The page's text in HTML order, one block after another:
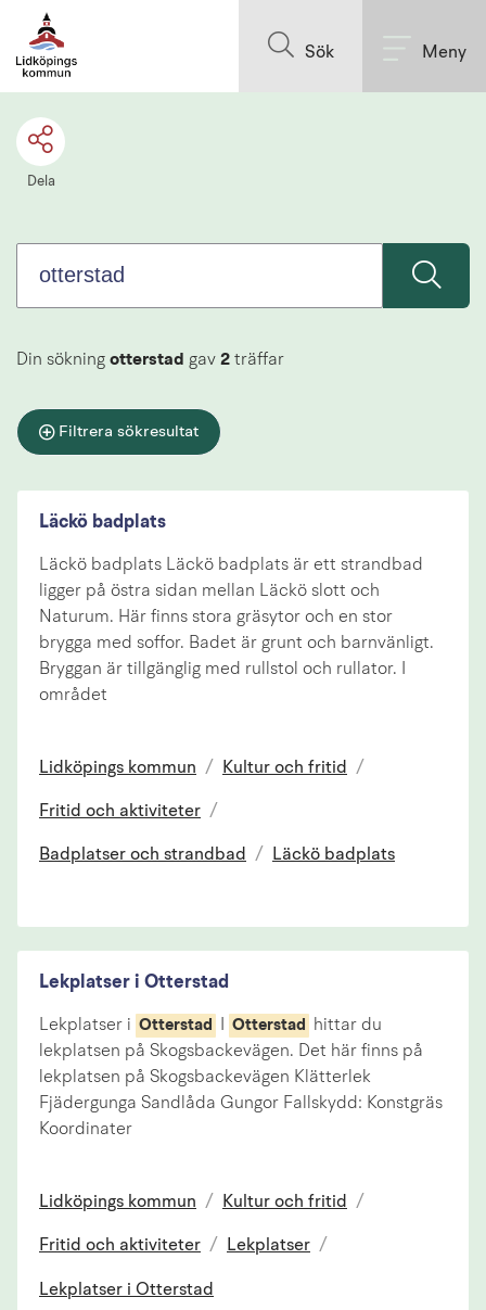
Sök Meny
Dela
Sökförslagen
presenteras
sökrutan
Din sökning otterstad gav 2 träffar
Filtrera sökresultat
Läckö badplats
Läckö badplats Läckö badplats är ett strandbad
ligger på östra sidan mellan Läckö slott och
Naturum. Här finns stora gräsytor och en stor
brygga med soffor. Badet är grunt och barnvänligt.
Bryggan är tillgänglig med rullstol och rullator. I
området
Lidköpings kommun / Kultur och fritid /
Fritid och aktiviteter /
Badplatser och strandbad / Läckö badplats
Lekplatser i Otterstad
Lekplatser i Otterstad Otterstad
hittar du
lekplatsen på Skogsbackevägen. Det här finns på
lekplatsen på Skogsbackevägen Klätterlek
Fjädergunga Sandlåda Gungor Fallskydd: Konstgräs
Koordinater
Lidköpings kommun / Kultur och fritid /
Fritid och aktiviteter / Lekplatser /
Lekplatser i Otterstad